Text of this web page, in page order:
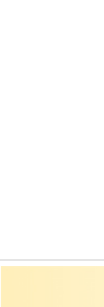
Содержимое